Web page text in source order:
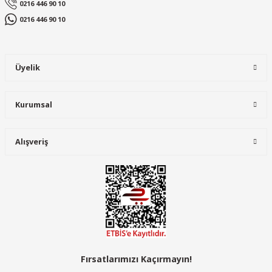
0216 446 90 10
0216 446 90 10
Üyelik
Kurumsal
Alışveriş
Fırsatlarımızı Kaçırmayın!